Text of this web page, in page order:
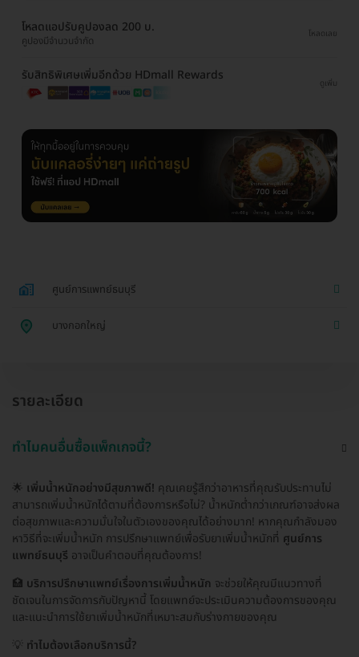
โหลดแอปรับคูปองลด 200 บ.
คูปองมีจำนวนจำกัด
โหลดเลย
รับสิทธิพิเศษเพิ่มอีกด้วย HDmall Rewards
ดูเพิ่ม
ศูนย์การแพทย์ธนบุรี
บางกอกใหญ่
รายละเอียด
ทำไมคนอื่นซื้อแพ็กเกจนี้?
🌟 เพิ่มน้ำหนักอย่างมีสุขภาพดี! คุณเคยรู้สึกว่าอาหารที่คุณรับประทานไม่
สามารถเพิ่มน้ำหนักได้ตามที่ต้องการหรือไม่? น้ำหนักต่ำกว่าเกณฑ์อาจส่งผล
ต่อสุขภาพและความมั่นใจในตัวเองของคุณได้อย่างมาก! หากคุณกำลังมอง
หาวิธีที่จะเพิ่มน้ำหนัก การปรึกษาแพทย์เพื่อรับยาเพิ่มน้ำหนักที่ ศูนย์การ
แพทย์ธนบุรี อาจเป็นคำตอบที่คุณต้องการ!
🏥 บริการปรึกษาแพทย์เรื่องการเพิ่มน้ำหนัก จะช่วยให้คุณมีแนวทางที่
ชัดเจนในการจัดการกับปัญหานี้ โดยแพทย์จะประเมินความต้องการของคุณ
และแนะนำการใช้ยาเพิ่มน้ำหนักที่เหมาะสมกับร่างกายของคุณ
💡 ทำไมต้องเลือกบริการนี้?